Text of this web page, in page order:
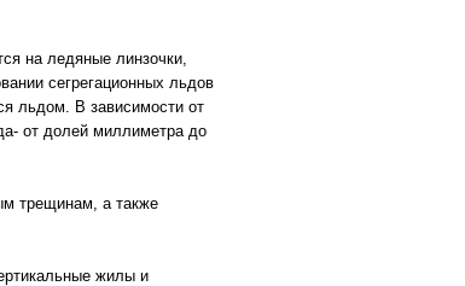
на ледяные линзочки,
сегрегационных льдов
льдом. В зависимости от
от долей миллиметра до
трещинам, а также
жилы и